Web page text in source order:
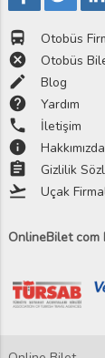
directions_bus Otobüs
cancel Otobüs
edit Blog
help Yardım
phone İletişim
info Hakkımızda
assignment Gizlilik
flight_takeoff Uçak
OnlineBilet com